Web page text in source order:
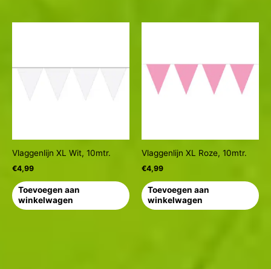
Vlaggenlijn XL Wit, 10mtr.
€4,99
Toevoegen aan
winkelwagen
Vlaggenlijn XL Roze, 10mtr.
€4,99
Toevoegen aan
winkelwagen